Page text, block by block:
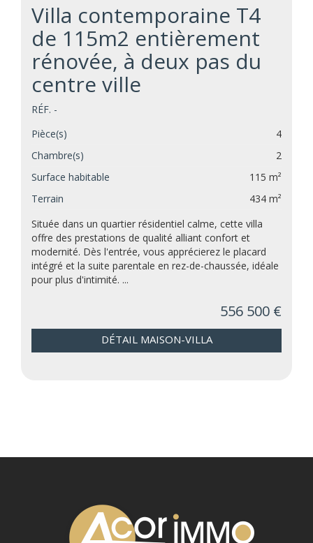
Villa contemporaine T4
de 115m2 entièrement
rénovée, à deux pas du
centre ville
RÉF. -
Pièce(s)
4
Chambre(s)
2
Surface habitable
115 m²
Terrain
434 m²
Située dans un quartier résidentiel calme, cette villa
offre des prestations de qualité alliant confort et
modernité. Dès l'entrée, vous apprécierez le placard
intégré et la suite parentale en rez-de-chaussée, idéale
pour plus d'intimité. ...
556 500 €
DÉTAIL MAISON-VILLA